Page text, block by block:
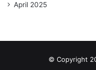
April 2025
© Copyright